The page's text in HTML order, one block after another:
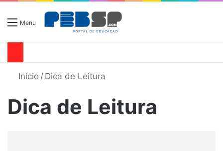
Menu
Início / Dica de Leitura
Dica de Leitura